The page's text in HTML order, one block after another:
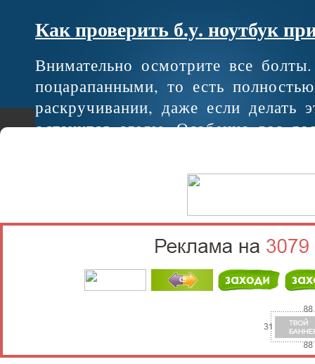
Как проверить б.у. ноутбук
Внимательно осмотрите все
поцарапанными, то есть
раскручивании, даже если делать
останутся следы. Особенно вас